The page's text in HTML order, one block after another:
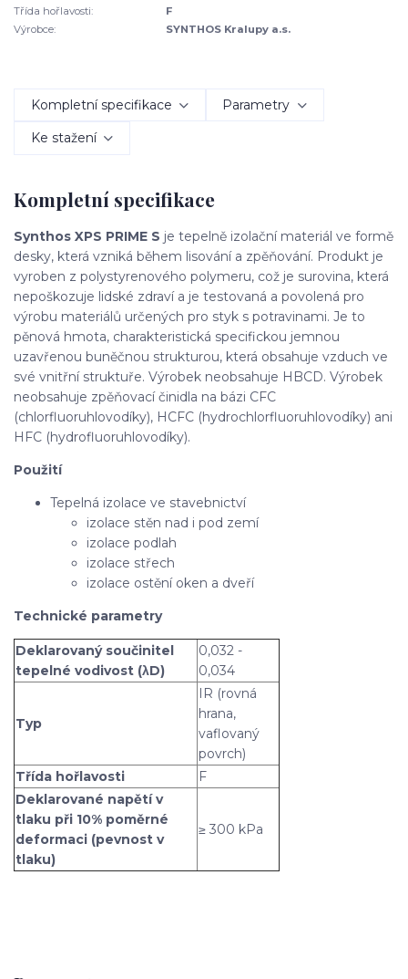
Třída hořlavosti:
F
Výrobce:
SYNTHOS Kralupy a.s.
Kompletní specifikace Parametry
Ke stažení
Kompletní specifikace
Synthos XPS PRIME S je tepelně izolační materiál ve formě
desky, která vzniká během lisování a zpěňování. Produkt je
vyroben z polystyrenového polymeru, což je surovina, která
nepoškozuje lidské zdraví a je testovaná a povolená pro
výrobu materiálů určených pro styk s potravinami. Je to
pěnová hmota, charakteristická specifickou jemnou
uzavřenou buněčnou strukturou, která obsahuje vzduch ve
své vnitřní struktuře. Výrobek neobsahuje HBCD. Výrobek
neobsahuje zpěňovací činidla na bázi CFC
(chlorfluoruhlovodíky), HCFC (hydrochlorfluoruhlovodíky) ani
HFC (hydrofluoruhlovodíky).
Použití
Tepelná izolace ve stavebnictví
izolace stěn nad i pod zemí
izolace podlah
izolace střech
izolace ostění oken a dveří
Technické parametry
Deklarovaný součinitel
tepelné vodivost (λD)
0,032 -
0,034
Typ
IR (rovná
hrana,
vaflovaný
povrch)
Třída hořlavosti
F
Deklarované napětí v
tlaku při 10% poměrné
deformaci (pevnost v
tlaku)
≥ 300 kPa